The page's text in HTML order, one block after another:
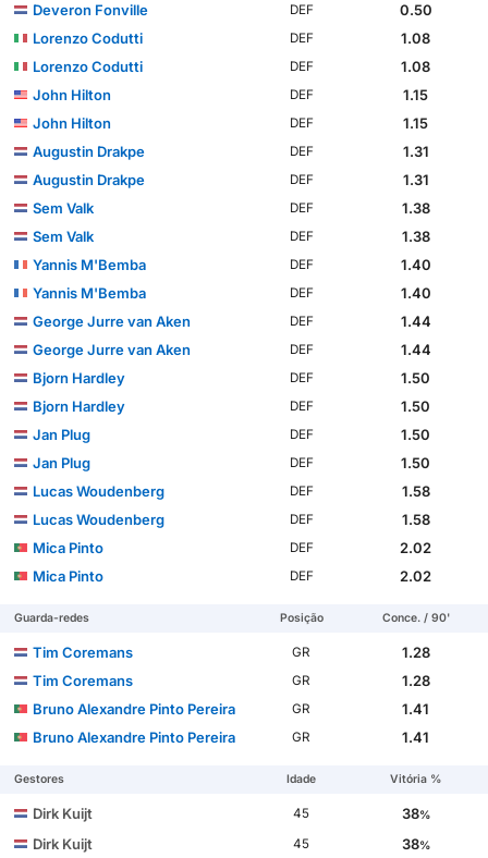
Deveron Fonville
DEF
0.50
Lorenzo Codutti
DEF
1.08
Lorenzo Codutti
DEF
1.08
John Hilton
DEF
1.15
John Hilton
DEF
1.15
Augustin Drakpe
DEF
1.31
Augustin Drakpe
DEF
1.31
Sem Valk
DEF
1.38
Sem Valk
DEF
1.38
Yannis M'Bemba
DEF
1.40
Yannis M'Bemba
DEF
1.40
George Jurre van Aken
DEF
1.44
George Jurre van Aken
DEF
1.44
Bjorn Hardley
DEF
1.50
Bjorn Hardley
DEF
1.50
Jan Plug
DEF
1.50
Jan Plug
DEF
1.50
Lucas Woudenberg
DEF
1.58
Lucas Woudenberg
DEF
1.58
Mica Pinto
DEF
2.02
Mica Pinto
DEF 2.02
Guarda-redes Posição Conce. / 90'
Tim Coremans GR
1.28
Tim Coremans
GR
1.28
Bruno Alexandre Pinto Pereira
GR
1.41
Bruno Alexandre Pinto Pereira
GR 1.41
Gestores Idade Vitória %
Dirk Kuijt 45 38%
Dirk Kuijt 45 38%